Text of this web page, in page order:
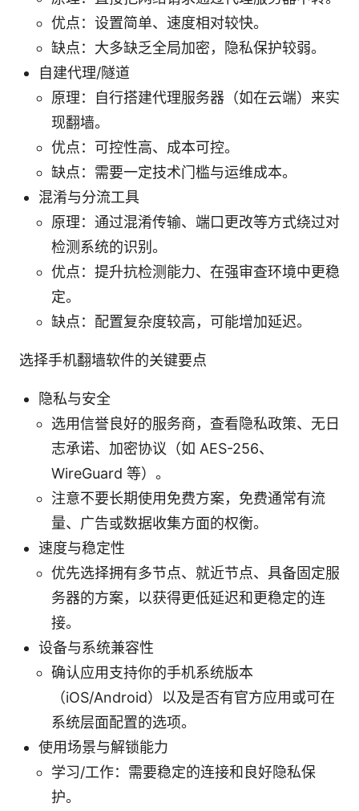
优点：设置简单、速度相对较快。
缺点：大多缺乏全局加密，隐私保护较弱。
自建代理/隧道
原理：自行搭建代理服务器（如在云端）来实
现翻墙。
优点：可控性高、成本可控。
缺点：需要一定技术门槛与运维成本。
混淆与分流工具
原理：通过混淆传输、端口更改等方式绕过对
检测系统的识别。
优点：提升抗检测能力、在强审查环境中更稳
定。
缺点：配置复杂度较高，可能增加延迟。
选择手机翻墙软件的关键要点
隐私与安全
选用信誉良好的服务商，查看隐私政策、无日
志承诺、加密协议（如 AES-256、
WireGuard 等）。
注意不要长期使用免费方案，免费通常有流
量、广告或数据收集方面的权衡。
速度与稳定性
优先选择拥有多节点、就近节点、具备固定服
务器的方案，以获得更低延迟和更稳定的连
接。
设备与系统兼容性
确认应用支持你的手机系统版本
（iOS/Android）以及是否有官方应用或可在
系统层面配置的选项。
使用场景与解锁能力
学习/工作：需要稳定的连接和良好隐私保
护。